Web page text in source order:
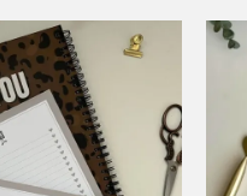
₪ 158.